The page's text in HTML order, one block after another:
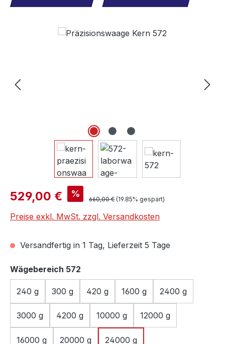
Bildergalerie überspringen
Verkaufspreis:
529,00 € % Regulärer Preis:
660,00 € (19.85% gespart)
Preise exkl. MwSt. zzgl. Versandkosten
Versandfertig in 1 Tag, Lieferzeit 5 Tage
Wägebereich 572
240 g 300 g 420 g 1600 g 2400 g
3000 g 4200 g 10000 g 12000 g
16000 g 20000 g 24000 g